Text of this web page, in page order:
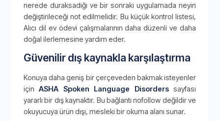
nerede duraksadığı ve bir sonraki uygulamada neyin
değiştirileceği not edilmelidir. Bu küçük kontrol listesi,
Alıcı dil ev ödevi çalışmalarının daha düzenli ve daha
doğal ilerlemesine yardım eder.
Güvenilir dış kaynakla karşılaştırma
Konuya daha geniş bir çerçeveden bakmak isteyenler
içinASHA Spoken Language Disorderssayfası
yararlı bir dış kaynaktır. Bu bağlantı nofollow değildir ve
okuyucuya ürün dışı, mesleki bir okuma alanı sunar.